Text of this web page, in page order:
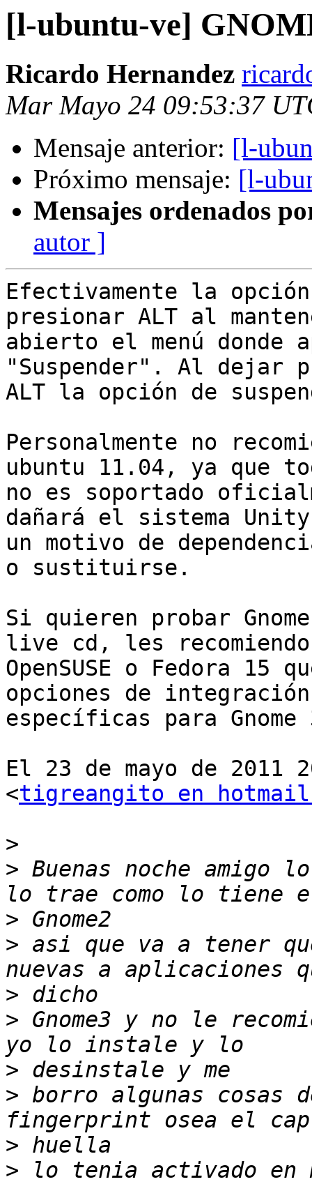
[l-ubuntu-ve]
Ricardo Hernandez
Mar Mayo 24 09:53:37
Mensaje anterior: [l-
Próximo mensaje: [l-
Mensajes ordenados
autor ]
Efectivamente la
presionar ALT al
abierto el menú donde
"Suspender". Al dejar
ALT la opción de
Personalmente no
ubuntu 11.04, ya que
no es soportado
dañará el sistema
un motivo de
o sustituirse.
Si quieren probar
live cd, les recomiendo
OpenSUSE o Fedora 15
opciones de integración
específicas para Gnome
El 23 de mayo de 2011
<tigreangito en
>
> Buenas noche amigo
>
> asi que va a tener
>
> Gnome3 y no le
>
> borro algunas cosas
>
> lo tenia activado en